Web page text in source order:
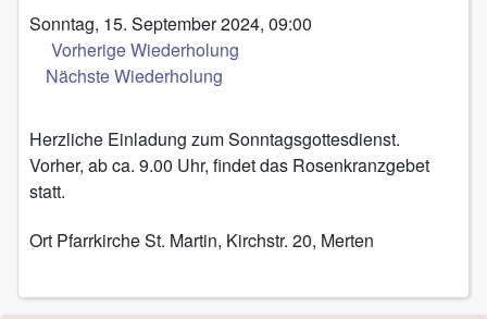
Sonntag, 15. September 2024, 09:00
Vorherige Wiederholung
Nächste Wiederholung
Herzliche Einladung zum Sonntagsgottesdienst.
Vorher, ab ca. 9.00 Uhr, findet das Rosenkranzgebet
statt.
Ort Pfarrkirche St. Martin, Kirchstr. 20, Merten